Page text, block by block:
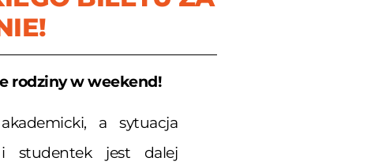
rodziny w weekend!
a sytuacja
studentek jest dalej